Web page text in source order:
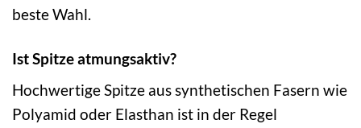
beste Wahl.
Ist Spitze atmungsaktiv?
Hochwertige Spitze aus synthetischen Fasern wie
Polyamid oder Elasthan ist in der Regel